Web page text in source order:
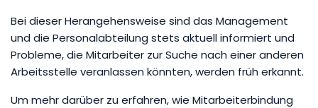
Bei dieser Herangehensweise sind das Management
und die Personalabteilung stets aktuell informiert und
Probleme, die Mitarbeiter zur Suche nach einer anderen
Arbeitsstelle veranlassen könnten, werden früh erkannt.
Um mehr darüber zu erfahren, wie Mitarbeiterbindung